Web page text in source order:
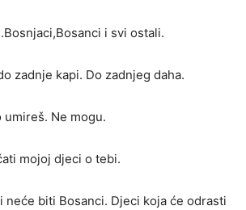
i svi ostali.
zadnje kapi. Do zadnjeg daha.
umireš. Ne mogu.
mojoj djeci o tebi.
neće biti Bosanci. Djeci koja će odrasti